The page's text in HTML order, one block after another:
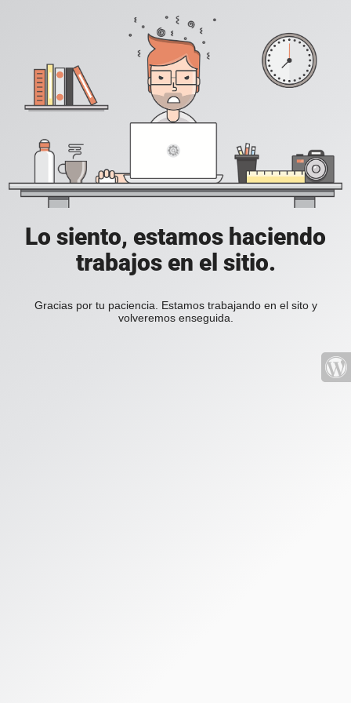
Lo siento, estamos haciendo
trabajos en el sitio.
Gracias por tu paciencia. Estamos trabajando en el sito y
volveremos enseguida.